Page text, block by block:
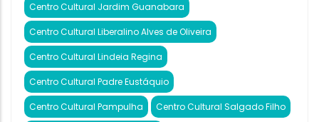
Centro Cultural Jardim Guanabara
Centro Cultural Liberalino Alves de Oliveira
Centro Cultural Lindeia Regina
Centro Cultural Padre Eustáquio
Centro Cultural Pampulha Centro Cultural Salgado Filho